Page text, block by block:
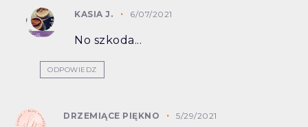
KASIA J. 6/07/2021
No szkoda...
ODPOWIEDZ
DRZEMIĄCE PIĘKNO 5/29/2021